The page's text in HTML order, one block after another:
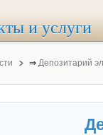
и услуги
⇒ Депозитарий